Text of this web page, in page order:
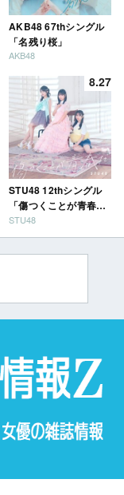
AKB48 67thシングル
「名残り桜」
AKB48
8.27
STU48 12thシングル
「傷つくことが青春
だ」
STU48